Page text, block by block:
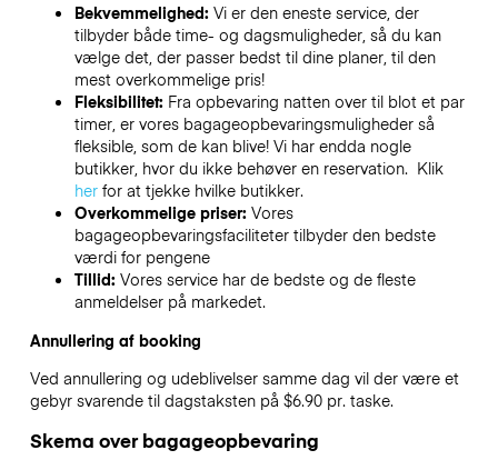
Bekvemmelighed: Vi er den eneste service, der
tilbyder både time- og dagsmuligheder, så du kan
vælge det, der passer bedst til dine planer, til den
mest overkommelige pris!
Fleksibilitet: Fra opbevaring natten over til blot et par
timer, er vores bagageopbevaringsmuligheder så
fleksible, som de kan blive! Vi har endda nogle
butikker, hvor du ikke behøver en reservation. Klik
herfor at tjekke hvilke butikker.
Overkommelige priser: Vores
bagageopbevaringsfaciliteter tilbyder den bedste
værdi for pengene
Tillid: Vores service har de bedste og de fleste
anmeldelser på markedet.
Annullering af booking
Ved annullering og udeblivelser samme dag vil der være et
gebyr svarende til dagstaksten på $6.90 pr. taske.
Skema over bagageopbevaring